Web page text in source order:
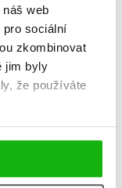
web
sociální
zkombinovat
jim byly
že používáte
Fundová
Kč
Do košíku